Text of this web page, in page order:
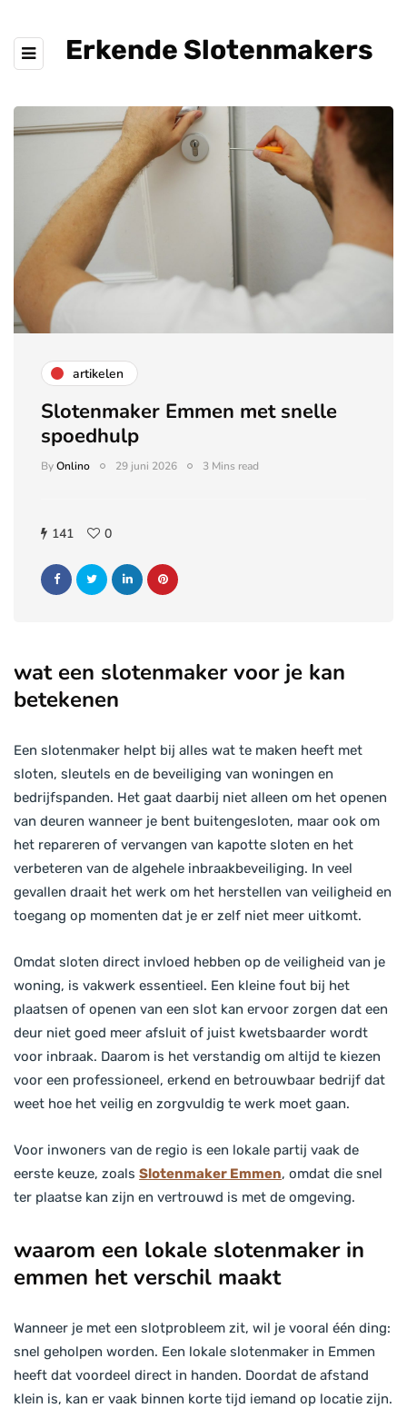
Erkende Slotenmakers
artikelen
Slotenmaker Emmen met snelle
spoedhulp
ByOnlino 29 juni 2026 3 Mins read
141 0
wat een slotenmaker voor je kan
betekenen
Een slotenmaker helpt bij alles wat te maken heeft met
sloten, sleutels en de beveiliging van woningen en
bedrijfspanden. Het gaat daarbij niet alleen om het openen
van deuren wanneer je bent buitengesloten, maar ook om
het repareren of vervangen van kapotte sloten en het
verbeteren van de algehele inbraakbeveiliging. In veel
gevallen draait het werk om het herstellen van veiligheid en
toegang op momenten dat je er zelf niet meer uitkomt.
Omdat sloten direct invloed hebben op de veiligheid van je
woning, is vakwerk essentieel. Een kleine fout bij het
plaatsen of openen van een slot kan ervoor zorgen dat een
deur niet goed meer afsluit of juist kwetsbaarder wordt
voor inbraak. Daarom is het verstandig om altijd te kiezen
voor een professioneel, erkend en betrouwbaar bedrijf dat
weet hoe het veilig en zorgvuldig te werk moet gaan.
Voor inwoners van de regio is een lokale partij vaak de
eerste keuze, zoals Slotenmaker Emmen, omdat die snel
ter plaatse kan zijn en vertrouwd is met de omgeving.
waarom een lokale slotenmaker in
emmen het verschil maakt
Wanneer je met een slotprobleem zit, wil je vooral één ding:
snel geholpen worden. Een lokale slotenmaker in Emmen
heeft dat voordeel direct in handen. Doordat de afstand
klein is, kan er vaak binnen korte tijd iemand op locatie zijn.